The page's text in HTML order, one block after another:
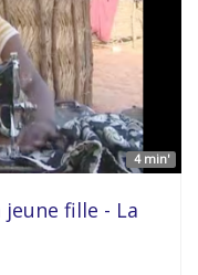
4 min'
fille - La